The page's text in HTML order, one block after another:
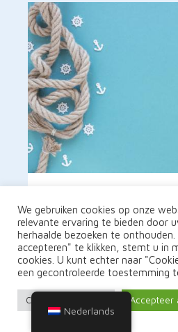
bron van
wereldwijde
17 februari 2022
Filippino's: belangrijke
zeevarenden voor de
maritieme sector – Een
We gebruiken cookies op onze
relevante ervaring te bieden door
herhaalde bezoeken te
accepteren" te klikken, stemt u in
cookies. U kunt echter naar
een gecontroleerde toestemming
Cookie-instellingen Accepteer
Nederlands